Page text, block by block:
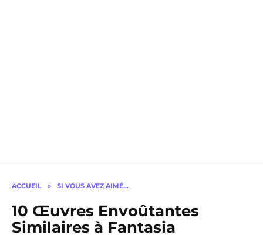
ACCUEIL » SI VOUS AVEZ AIMÉ…
10 Œuvres Envoûtantes
Similaires à Fantasia